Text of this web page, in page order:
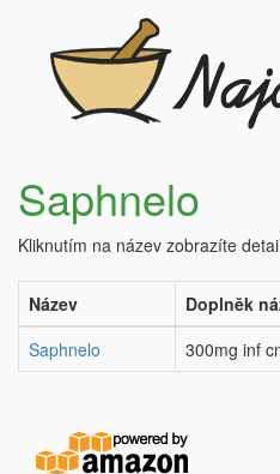
Saphnelo
Kliknutím na název zobrazíte
Název Doplněk
Saphnelo
300mg inf